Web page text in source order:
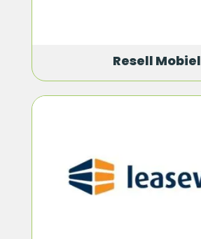
Resell Mobiel